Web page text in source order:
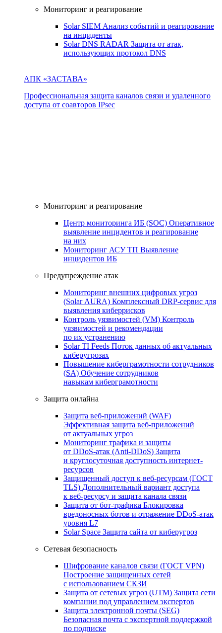
Мониторинг и реагирование
Solar SIEM Анализ событий и реагирование
на инциденты
Solar DNS RADAR Защита от атак,
использующих протокол DNS
АПК «ЗАСТАВА»
Профессиональная защита каналов связи и удаленного
доступа от соавторов IPsec
Мониторинг и реагирование
Центр мониторинга ИБ (SOC) Оперативное
выявление инцидентов и реагирование
на них
Мониторинг АСУ ТП Выявление
инцидентов ИБ
Предупреждение атак
Мониторинг внешних цифровых угроз
(Solar AURA) Комплексный DRP-сервис для
выявления киберрисков
Контроль уязвимостей (VM) Контроль
уязвимостей и рекомендации
по их устранению
Solar TI Feeds Поток данных об актуальных
киберугрозах
Повышение киберграмотности сотрудников
(SA) Обучение сотрудников
навыкам киберграмотности
Защита онлайна
Защита веб-приложений (WAF)
Эффективная защита веб-приложений
от актуальных угроз
Мониторинг трафика и защиты
от DDoS‑атак (Anti‑DDoS) Защита
и круглосуточная доступность интернет-
ресурсов
Защищенный доступ к веб-ресурсам (ГОСТ
TLS) Дополнительный вариант доступа
к веб‑ресурсу и защита канала связи
Защита от бот‑трафика Блокировка
вредоносных ботов и отражение DDoS‑атак
уровня L7
Solar Space Защита сайта от киберугроз
Сетевая безопасность
Шифрование каналов связи (ГОСТ VPN)
Построение защищенных сетей
с использованием СКЗИ
Защита от сетевых угроз (UTM) Защита сети
компании под управлением экспертов
Защита электронной почты (SEG)
Безопасная почта с экспертной поддержкой
по подписке